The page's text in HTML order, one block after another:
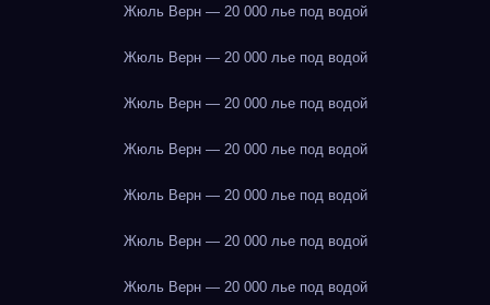
Жюль Верн — 20 000 лье под водой
Жюль Верн — 20 000 лье под водой
Жюль Верн — 20 000 лье под водой
Жюль Верн — 20 000 лье под водой
Жюль Верн — 20 000 лье под водой
Жюль Верн — 20 000 лье под водой
Жюль Верн — 20 000 лье под водой